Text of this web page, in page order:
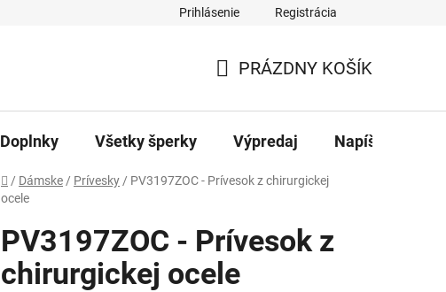
Prihlásenie Registrácia
KOŠÍK
PRÁZDNY KOŠÍK
Doplnky Všetky šperky Výpredaj Napíšte nám
Domov
/ Dámske / Prívesky / PV3197ZOC - Prívesok z chirurgickej
ocele
PV3197ZOC - Prívesok z
chirurgickej ocele